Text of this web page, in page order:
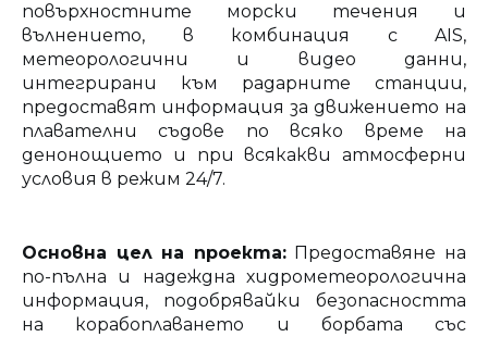
повърхностните морски течения и
вълнението, в комбинация с AIS,
метеорологични и видео данни,
интегрирани към радарните станции,
предоставят информация за движението на
плавателни съдове по всяко време на
денонощието и при всякакви атмосферни
условия в режим 24/7.
Основна цел на проекта:Предоставяне на
по-пълна и надеждна хидрометеорологична
информация, подобрявайки безопасността
на корабоплаването и борбата със